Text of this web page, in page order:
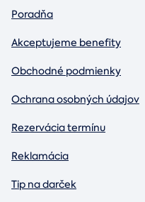
Poradňa
Akceptujeme benefity
Obchodné podmienky
Ochrana osobných údajov
Rezervácia termínu
Reklamácia
Tip na darček